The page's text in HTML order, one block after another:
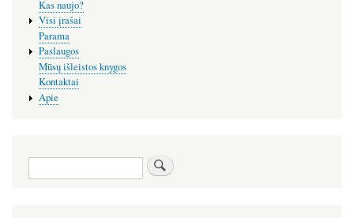
meniu
Kas naujo?
Visi įrašai
Parama
Paslaugos
Mūsų išleistos knygos
Kontaktai
Apie
Paieška